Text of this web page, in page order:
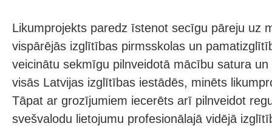
Likumprojekts paredz īstenot secīgu pāreju uz
vispārējās izglītības pirmsskolas un
veicinātu sekmīgu pilnveidotā mācību satura un
visās Latvijas izglītības iestādēs, minēts
Tāpat ar grozījumiem iecerēts arī pilnveidot
svešvalodu lietojumu profesionālajā vidējā